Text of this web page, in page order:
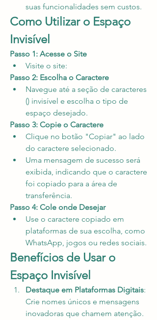
suas funcionalidades sem custos.
Como Utilizar o Espaço
Invisível
Passo 1: Acesse o Site
Visite o site:
Passo 2: Escolha o Caractere
Navegue até a seção de caracteres
() invisível e escolha o tipo de
espaço desejado.
Passo 3: Copie o Caractere
Clique no botão "Copiar" ao lado
do caractere selecionado.
Uma mensagem de sucesso será
exibida, indicando que o caractere
foi copiado para a área de
transferência.
Passo 4: Cole onde Desejar
Use o caractere copiado em
plataformas de sua escolha, como
WhatsApp, jogos ou redes sociais.
Benefícios de Usar o
Espaço Invisível
Destaque em Plataformas Digitais:
Crie nomes únicos e mensagens
inovadoras que chamem atenção.